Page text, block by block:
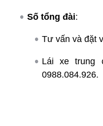
Số tổng đài:
Tư vấn và đặt
Lái xe trung
0988.084.926.